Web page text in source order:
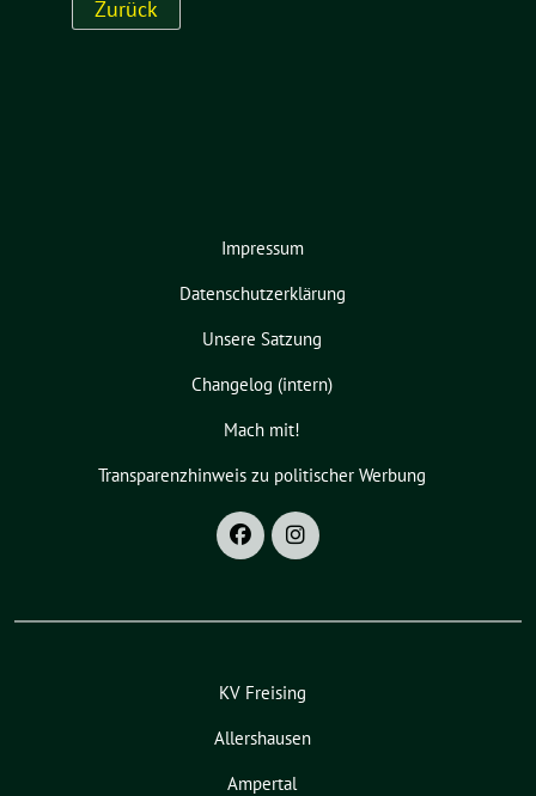
Impressum
Datenschutzerklärung
Unsere Satzung
Changelog (intern)
Mach mit!
Transparenzhinweis zu politischer Werbung
KV Freising
Allershausen
Ampertal